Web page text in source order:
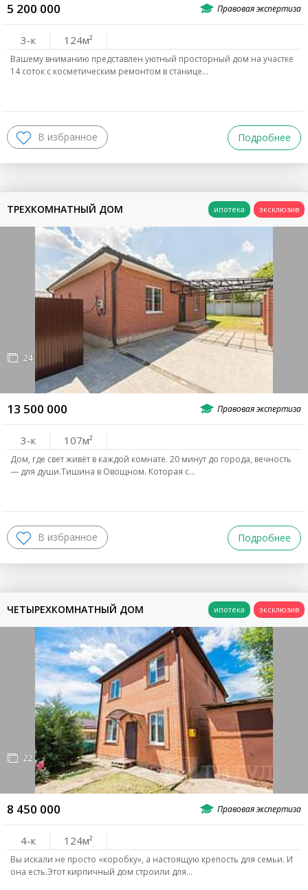
5 200 000
3-к 124
Вашему вниманию представлен уютный просторный дом на участке
14 соток с косметическим ремонтом в станице…
Подробнее
ТРЕХКОМНАТНЫЙ ДОМ
13 500 000
24
3-к 107
Дом, где свет живёт в каждой комнате. 20 минут до города, вечность
— для души.Тишина в Овощном. Которая с…
Подробнее
ЧЕТЫРЕХКОМНАТНЫЙ ДОМ
8 450 000
22
4-к 124
Вы искали не просто «коробку», а настоящую крепость для семьи. И
она есть.Этот кирпичный дом строили для…